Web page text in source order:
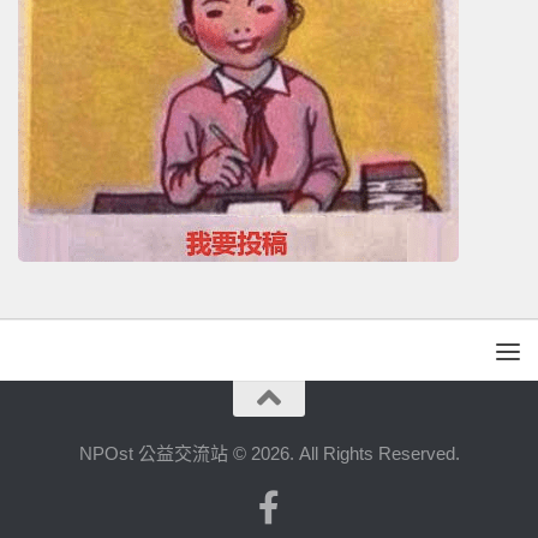
NPOst 公益交流站 © 2026. All Rights Reserved.